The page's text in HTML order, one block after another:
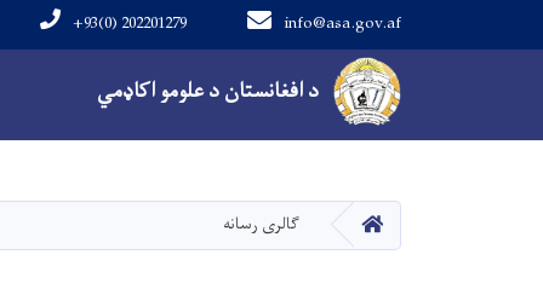
د افغانستان د علومو اکاډمي
info@asa.gov.af
+93(0) 202201279
Main navigation
کور گالری رسانه